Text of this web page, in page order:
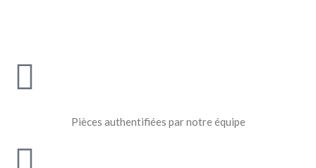
Pièces authentifiées par notre équipe